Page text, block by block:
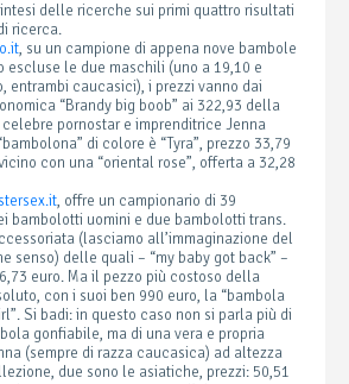
delle ricerche sui primi quattro risultati
ricerca.
, su un campione di appena nove bambole
escluse le due maschili (uno a 19,10 e
entrambi caucasici), i prezzi vanno dai
“Brandy big boob” ai 322,93 della
pornostar e imprenditrice Jenna
di colore è “Tyra”, prezzo 33,79
con una “oriental rose”, offerta a 32,28
, offre un campionario di 39
bambolotti uomini e due bambolotti trans.
(lasciamo all’immaginazione del
senso) delle quali – “my baby got back” –
euro. Ma il pezzo più costoso della
con i suoi ben 990 euro, la “bambola
Si badi: in questo caso non si parla più di
gonfiabile, ma di una vera e propria
(sempre di razza caucasica) ad altezza
due sono le asiatiche, prezzi: 50,51